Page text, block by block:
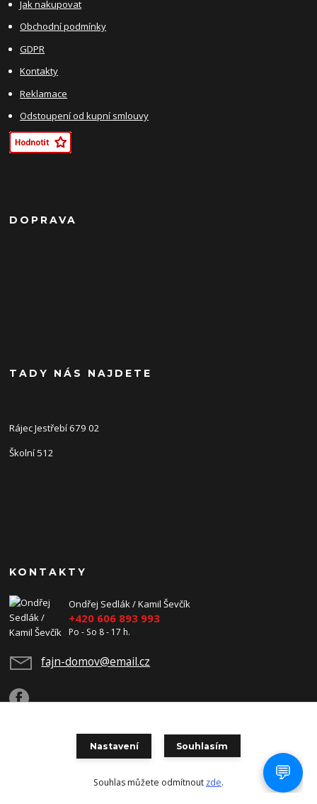
Jak nakupovat
Obchodní podmínky
GDPR
Kontakty
Reklamace
Odstoupení od kupní smlouvy
DOPRAVA
TADY NÁS NAJDETE
Rájec Jestřebí 679 02
Školní 512
KONTAKTY
Ondřej Sedlák / Kamil Ševčík
+420 606 893 993
Po - So 8 - 17 h.
fajn-domov@email.cz
Copyright 2026 Fajn-Domov. Všechna práva vyhrazena.
Vytvořeno na
Eshop-rychle.cz
Nastavení Souhlasím
Souhlas můžete odmítnout zde.